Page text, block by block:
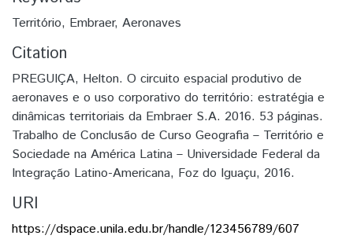
Território, Embraer, Aeronaves
Citation
PREGUIÇA, Helton. O circuito espacial produtivo de
aeronaves e o uso corporativo do território: estratégia e
dinâmicas territoriais da Embraer S.A. 2016. 53 páginas.
Trabalho de Conclusão de Curso Geografia – Território e
Sociedade na América Latina – Universidade Federal da
Integração Latino-Americana, Foz do Iguaçu, 2016.
URI
https://dspace.unila.edu.br/handle/123456789/607